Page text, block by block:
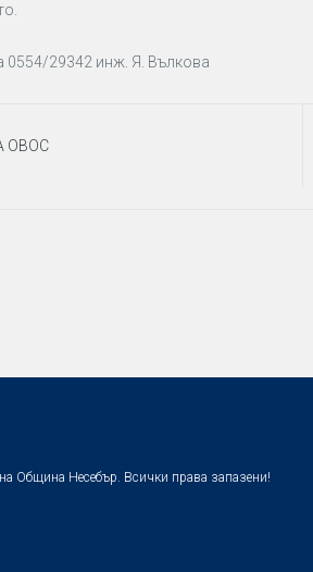
0554/29342 инж. Я. Вълкова
ОВОС
Община Несебър. Всички права запазени!